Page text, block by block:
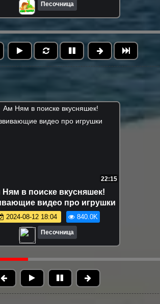
Песочница
22:15
в поиске вкусняшек!
видео про игрушки
2024-08-12 18:04 840.0K
Песочница